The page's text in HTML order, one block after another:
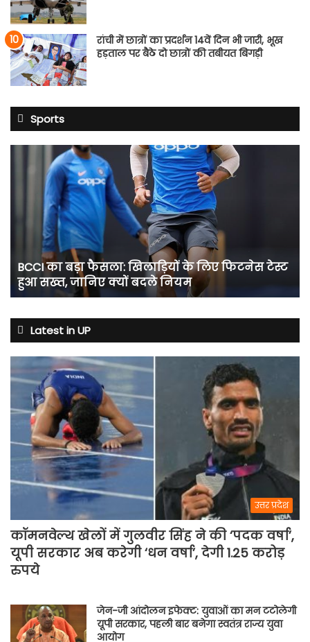
रांची में छात्रों का प्रदर्शन 14वें दिन भी जारी, भूख
हड़ताल पर बैठे दो छात्रों की तबीयत बिगड़ी
Sports
खिलाड़ियों
टेस्ट
हुआ
सख्त,
क्यों
बदले
नियम
BCCI का बड़ा फैसला: खिलाड़ियों के लिए फिटनेस टेस्ट
हुआ सख्त, जानिए क्यों बदले नियम
Latest in UP
उत्तर प्रदेश
कॉमनवेल्थ खेलों में गुलवीर सिंह ने की ‘पदक वर्षा’,
यूपी सरकार अब करेगी ‘धन वर्षा’, देगी 1.25 करोड़
रुपये
जेन-जी आंदोलन इफेक्ट: युवाओं का मन टटोलेगी
यूपी सरकार, पहली बार बनेगा स्वतंत्र राज्य युवा
आयोग